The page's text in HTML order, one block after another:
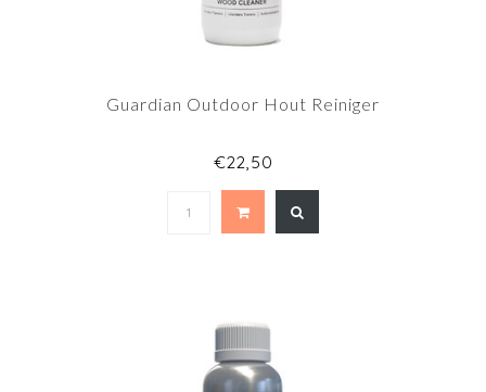
Guardian Outdoor Hout Reiniger
€22,50